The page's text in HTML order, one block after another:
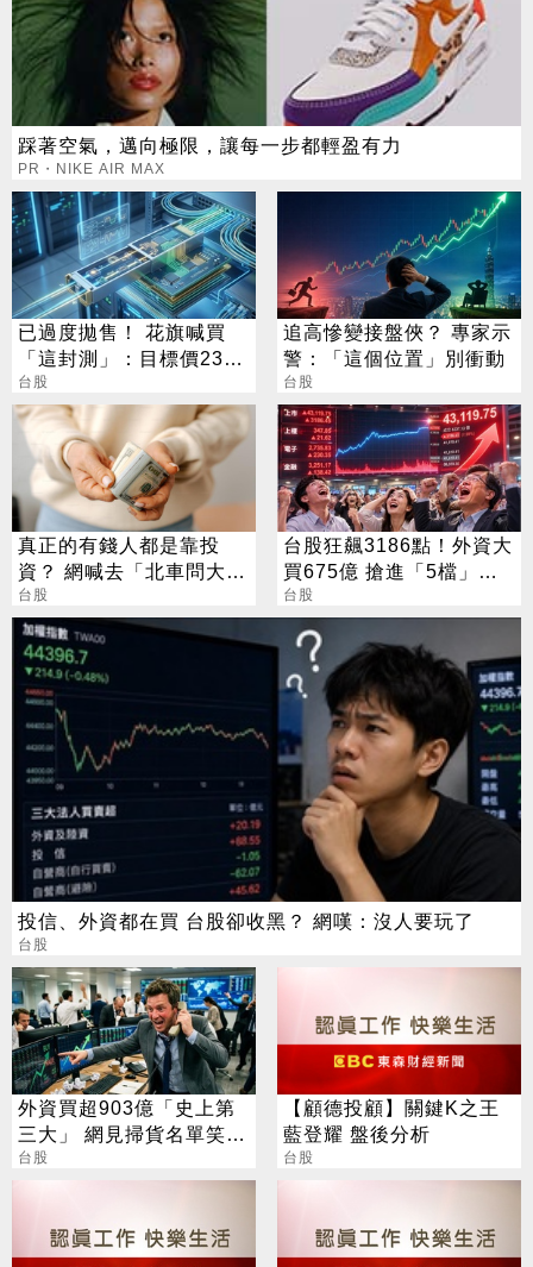
踩著空氣，邁向極限，讓每一步都輕盈有力
PR・NIKE AIR MAX
已過度拋售！ 花旗喊買
「這封測」：目標價230
元
台股
追高慘變接盤俠？ 專家示
警：「這個位置」別衝動
台股
真正的有錢人都是靠投
資？ 網喊去「北車問大
師」：保證專業
台股
台股狂飆3186點！外資大
買675億 搶進「5檔」
ETF
台股
投信、外資都在買 台股卻收黑？ 網嘆：沒人要玩了
台股
外資買超903億「史上第
三大」 網見掃貨名單笑：
不懂在幹嘛
台股
【顧德投顧】關鍵K之王
藍登耀 盤後分析
台股